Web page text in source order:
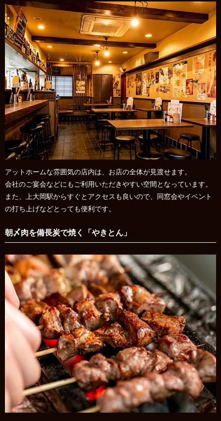
アットホームな雰囲気の店内は、お店の全体が見渡せます。
会社のご宴会などにもご利用いただきやすい空間となっています。
また、上大岡駅からすぐとアクセスも良いので、同窓会やイベント
の打ち上げなどとっても便利です。
朝〆肉を備長炭で焼く「やきとん」